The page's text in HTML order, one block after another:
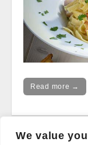
We value
Read more →